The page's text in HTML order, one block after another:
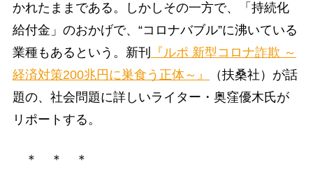
かれたままである。しかしその一方で、「持続化
給付金」のおかげで、“コロナバブル”に沸いている
業種もあるという。新刊
『ルポ 新型コロナ詐欺 ～
経済対策200兆円に巣食う正体～』
（扶桑社）が話
題の、社会問題に詳しいライター・奥窪優木氏が
リポートする。
＊ ＊ ＊